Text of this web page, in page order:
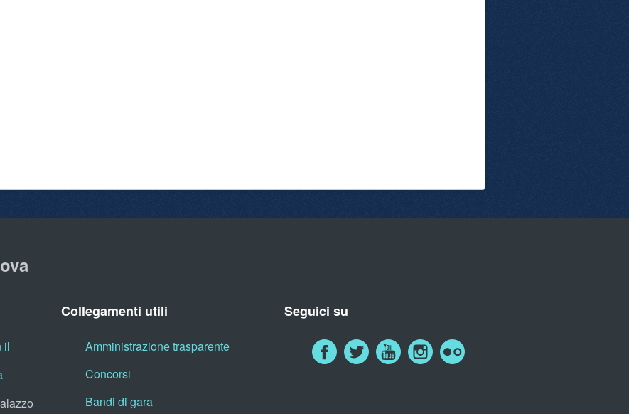
il
Collegamenti utili
Amministrazione trasparente
Concorsi
Bandi di gara
Seguici su